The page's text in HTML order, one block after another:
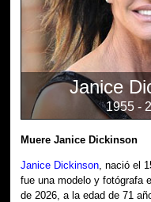
Janice
1955 -
Muere Janice Dickinson
Janice Dickinson , nació el
fue una modelo y fotógrafa
de 2026, a la edad de 71